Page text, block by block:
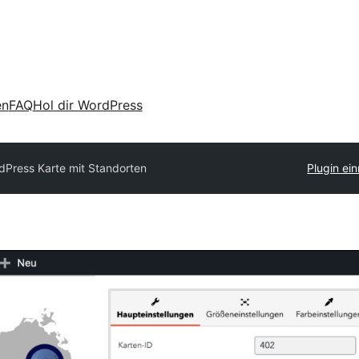
FAQHol dir WordPress
Karte mit Standorten Plugin